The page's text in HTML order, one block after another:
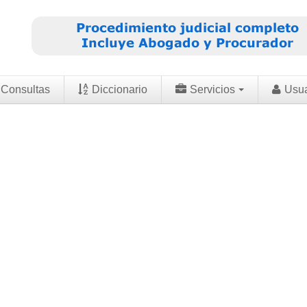
Consultas Diccionario Servicios